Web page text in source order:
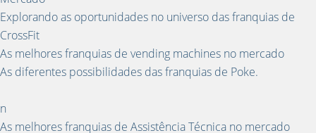
Explorando as oportunidades no universo das franquias de
CrossFit
As melhores franquias de vending machines no mercado
As diferentes possibilidades das franquias de Poke.
n
As melhores franquias de Assistência Técnica no mercado